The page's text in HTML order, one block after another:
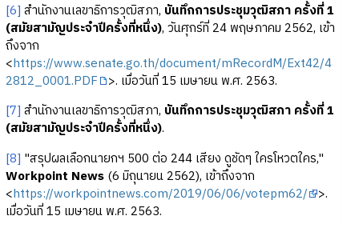
[6] สำนักงานเลขาธิการวุฒิสภา, บันทึกการประชุมวุฒิสภา ครั้งที่ 1
(สมัยสามัญประจำปีครั้งที่หนึ่ง), วันศุกร์ที่ 24 พฤษภาคม 2562, เข้า
ถึงจาก
<https://www.senate.go.th/document/mRecordM/Ext42/4
2812_0001.PDF >. เมื่อวันที่ 15 เมษายน พ.ศ. 2563.
[7] สำนักงานเลขาธิการวุฒิสภา, บันทึกการประชุมวุฒิสภา ครั้งที่ 1
(สมัยสามัญประจำปีครั้งที่หนึ่ง).
[8] "สรุปผลเลือกนายกฯ 500 ต่อ 244 เสียง ดูชัดๆ ใครโหวตใคร,"
Workpoint News(6 มิถุนายน 2562), เข้าถึงจาก
<https://workpointnews.com/2019/06/06/votepm62/ >.
เมื่อวันที่ 15 เมษายน พ.ศ. 2563.